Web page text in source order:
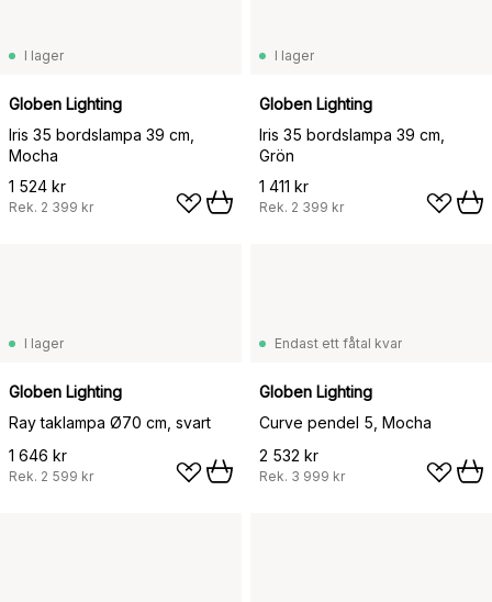
I lager
Globen Lighting
Iris 35 bordslampa 39 cm,
Mocha
1 524 kr
Rek. 2 399 kr
I lager
Globen Lighting
Iris 35 bordslampa 39 cm,
Grön
1 411 kr
Rek. 2 399 kr
I lager
Globen Lighting
Ray taklampa Ø70 cm, svart
1 646 kr
Rek. 2 599 kr
Endast ett fåtal kvar
Globen Lighting
Curve pendel 5, Mocha
2 532 kr
Rek. 3 999 kr